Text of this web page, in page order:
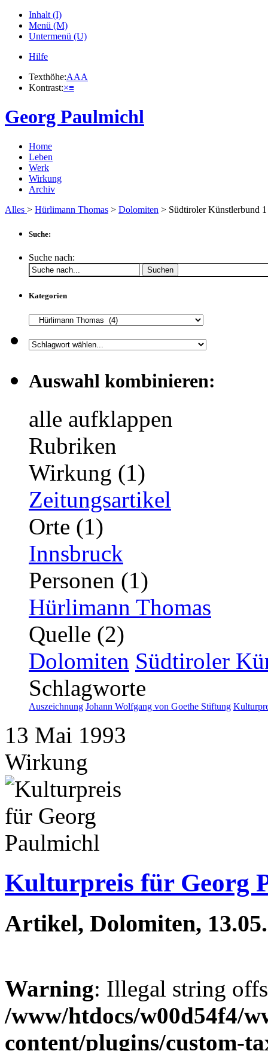
Inhalt (I)
Menü (M)
Untermenü (U)
Hilfe
Texthöhe:AAA
Kontrast:×≡
Georg Paulmichl
Home
Leben
Werk
Wirkung
Archiv
Alles > Hürlimann Thomas > Dolomiten > Südtiroler Künstlerbund
Suche:
Suche nach:
Suchen
Kategorien
Auswahl kombinieren:
alle aufklappen
Rubriken
Wirkung (1)
Zeitungsartikel
Orte (1)
Innsbruck
Personen (1)
Hürlimann Thomas
Quelle (2)
Dolomiten Südtiroler
Schlagworte
Auszeichnung Johann Wolfgang von Goethe Stiftung
13 Mai 1993
Wirkung
Kulturpreis für Georg
Artikel, Dolomiten,
Warning: Illegal string
/www/htdocs/w00d54f4/
content/plugins/custom-